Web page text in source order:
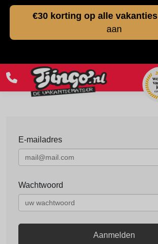
€30 korting op alle vakanties
aan
E-mailadres
Wachtwoord
Aanmelden